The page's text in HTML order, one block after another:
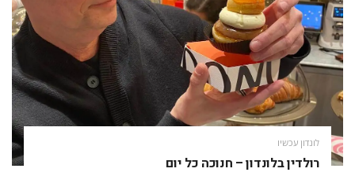
לונדון עכשיו
רולדין בלונדון – חנוכה כל יום